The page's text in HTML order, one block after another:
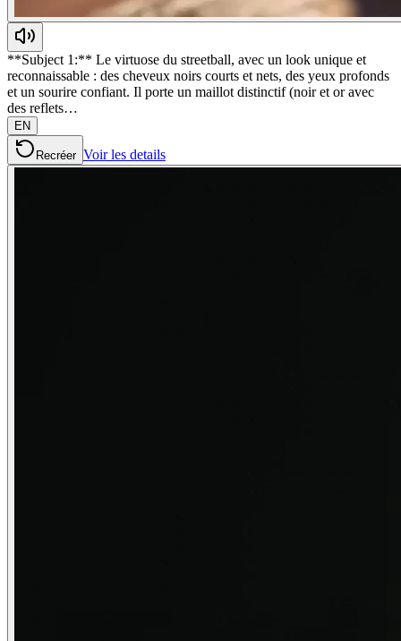
**Subject 1:** Le virtuose du streetball, avec un look unique et
reconnaissable : des cheveux noirs courts et nets, des yeux profonds
et un sourire confiant. Il porte un maillot distinctif (noir et or avec
des reflets…
EN
Recréer Voir les details